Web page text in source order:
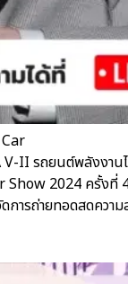
V-II รถยนต์พลังงา
2024 ครั้งที่
ดการถ่ายทอดสดคว